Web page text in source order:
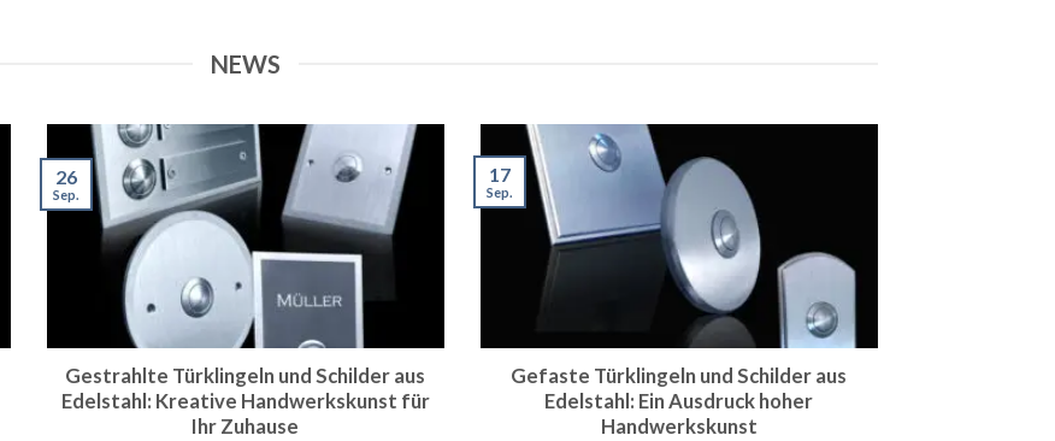
NEWS
Gestrahlte Türklingeln und Schilder aus
Edelstahl: Kreative Handwerkskunst für
Ihr Zuhause
26
Sep.
Gefaste Türklingeln und Schilder aus
Edelstahl: Ein Ausdruck hoher
Handwerkskunst
17
Sep.